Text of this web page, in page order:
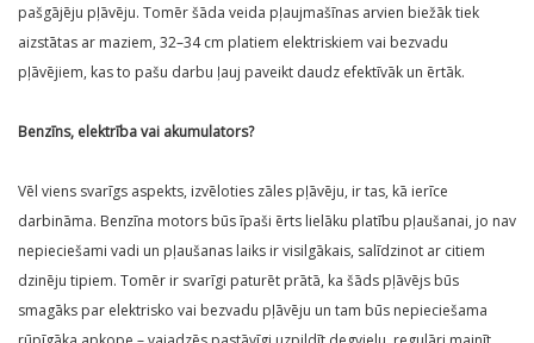
pašgājēju pļāvēju. Tomēr šāda veida pļaujmašīnas arvien biežāk tiek
aizstātas ar maziem, 32–34 cm platiem elektriskiem vai bezvadu
pļāvējiem, kas to pašu darbu ļauj paveikt daudz efektīvāk un ērtāk.
Benzīns, elektrība vai akumulators?
Vēl viens svarīgs aspekts, izvēloties zāles pļāvēju, ir tas, kā ierīce
darbināma. Benzīna motors būs īpaši ērts lielāku platību pļaušanai, jo nav
nepieciešami vadi un pļaušanas laiks ir visilgākais, salīdzinot ar citiem
dzinēju tipiem. Tomēr ir svarīgi paturēt prātā, ka šāds pļāvējs būs
smagāks par elektrisko vai bezvadu pļāvēju un tam būs nepieciešama